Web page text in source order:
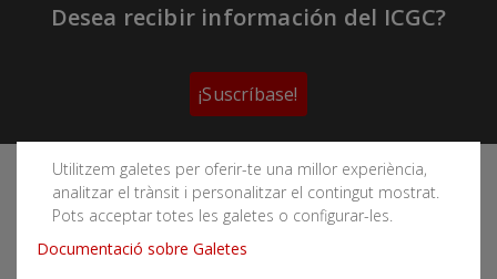
Utilitzem galetes per oferir-te una millor experiència,
analitzar el trànsit i personalitzar el contingut mostrat.
Pots acceptar totes les galetes o configurar-les.
Documentació sobre Galetes
Desea recibir información del ICGC?
¡Suscríbase!
Sigue las redes sociales del Instituto Cartográfico y
Geológico de Cataluña